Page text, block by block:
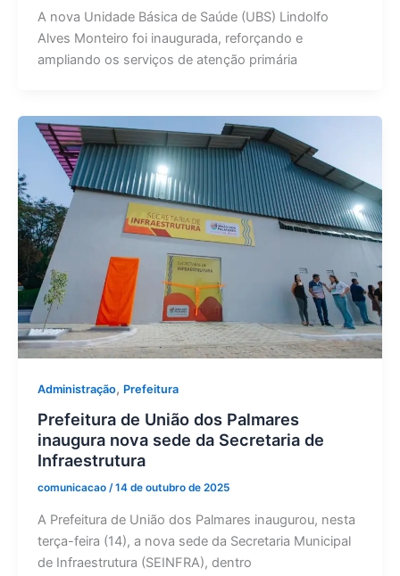
A nova Unidade Básica de Saúde (UBS) Lindolfo
Alves Monteiro foi inaugurada, reforçando e
ampliando os serviços de atenção primária
Administração, Prefeitura
Prefeitura de União dos Palmares
inaugura nova sede da Secretaria de
Infraestrutura
comunicacao /14 de outubro de 2025
A Prefeitura de União dos Palmares inaugurou, nesta
terça-feira (14), a nova sede da Secretaria Municipal
de Infraestrutura (SEINFRA), dentro